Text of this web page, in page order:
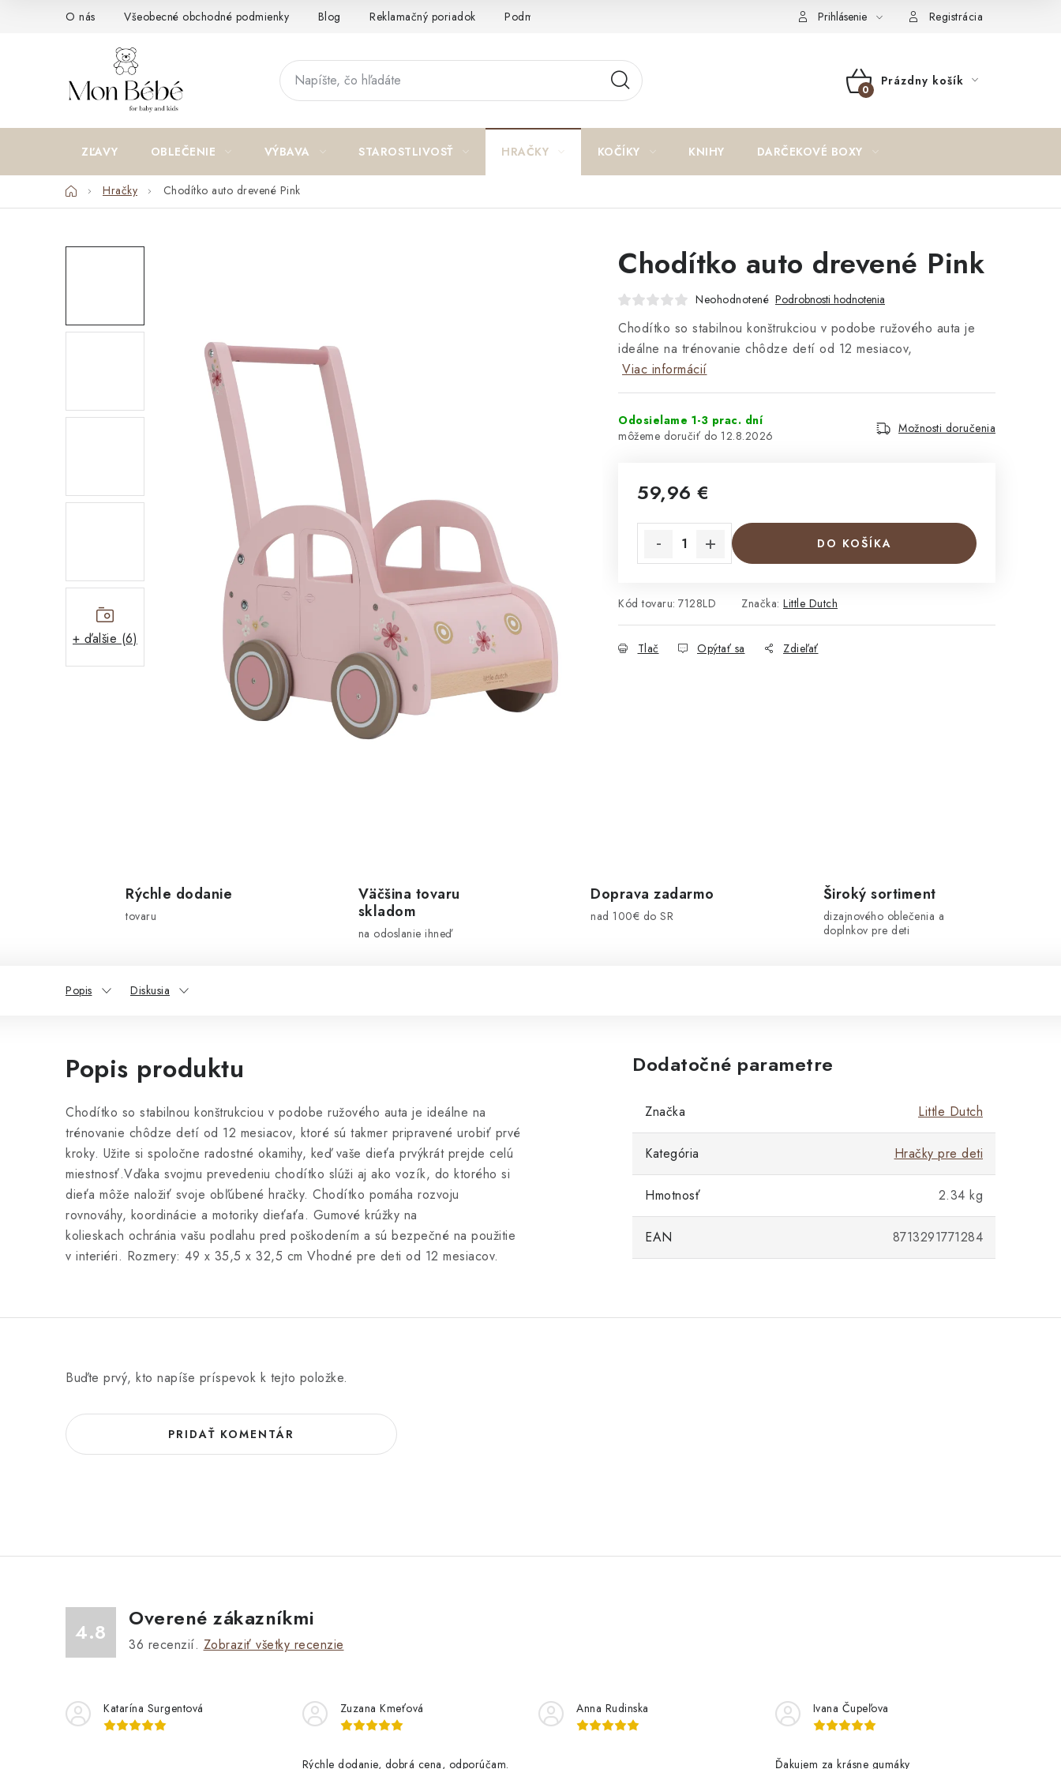
O nás Všeobecné obchodné podmienky Blog Reklamačný poriadok Podmienky ochrany osobných údajov a poučenie o cookies Formulár na odstúpenie od zmluvy
Prihlásenie Registrácia
NÁKUPNÝ
Prázdny košík
ZĽAVY OBLEČENIE VÝBAVA STAROSTLIVOSŤ HRAČKY KOČÍKY KNIHY DARČEKOVÉ BOXY
DomovHračky Chodítko auto drevené Pink
+ ďalšie (6)
Chodítko auto drevené Pink
Neohodnotené Podrobnosti hodnotenia
Chodítko so stabilnou konštrukciou v podobe ružového auta je
ideálne na trénovanie chôdze detí od 12 mesiacov,
Viac informácií
Odosielame 1-3 prac. dní
12.8.2026
Možnosti doručenia
59,96 €
DO KOŠÍKA
Kód tovaru: 7128LD Značka: Little Dutch
Tlač Opýtať sa Zdieľať
Rýchle dodanie
tovaru
Väčšina tovaru
skladom
na odoslanie ihneď
Doprava zadarmo
nad 100€ do SR
Široký sortiment
dizajnového oblečenia a
doplnkov pre deti
Popis Diskusia
Popis produktu
Chodítko so stabilnou konštrukciou v podobe ružového auta je ideálne na
trénovanie chôdze detí od 12 mesiacov, ktoré sú takmer pripravené urobiť prvé
kroky. Užite si spoločne radostné okamihy, keď vaše dieťa prvýkrát prejde celú
miestnosť.Vďaka svojmu prevedeniu chodítko slúži aj ako vozík, do ktorého si
dieťa môže naložiť svoje obľúbené hračky. Chodítko pomáha rozvoju
rovnováhy, koordinácie a motoriky dieťaťa. Gumové krúžky na
kolieskach ochránia vašu podlahu pred poškodením a sú bezpečné na použitie
v interiéri. Rozmery: 49 x 35,5 x 32,5 cm Vhodné pre deti od 12 mesiacov.
Dodatočné parametre
Značka Little Dutch
Kategória Hračky pre deti
Hmotnosť 2.34 kg
EAN 8713291771284
Buďte prvý, kto napíše príspevok k tejto položke.
PRIDAŤ KOMENTÁR
4.8
Overené zákazníkmi
36 recenzií. Zobraziť všetky recenzie
Katarína Surgentová Zuzana Kmeťová
Rýchle dodanie, dobrá cena, odporúčam.
Anna Rudinska Ivana Čupeľova
Ďakujem za krásne gumáky